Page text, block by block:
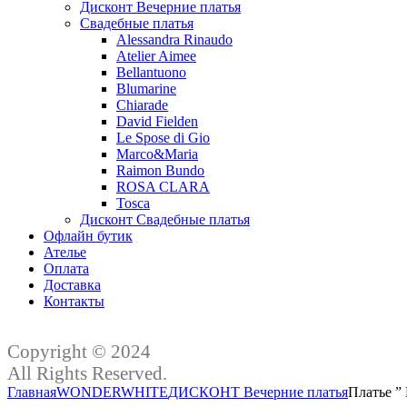
Дисконт Вечерние платья
Свадебные платья
Alessandra Rinaudo
Atelier Aimee
Bellantuono
Blumarine
Chiarade
David Fielden
Le Spose di Gio
Marco&Maria
Raimon Bundo
ROSA CLARA
Tosca
Дисконт Свадебные платья
Офлайн бутик
Ателье
Оплата
Доставка
Контакты
Copyright © 2024
All Rights Reserved.
ГлавнаяWONDERWHITEДИСКОНТ Вечерние платьяПлатье